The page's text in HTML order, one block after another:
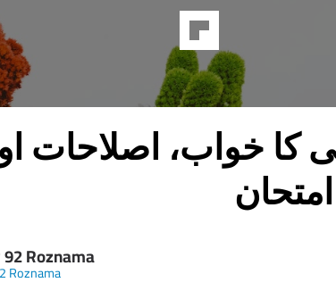
کا خواب، اصلاحات
Roznama
Roznama